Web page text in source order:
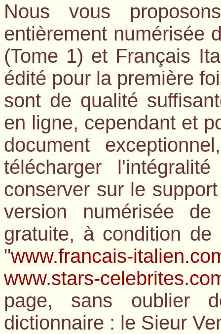
Nous vous
entièrement numérisée
(Tome 1) et Français
édité pour la première
sont de qualité
en ligne, cependant et
document
télécharger
conserver sur le
version numérisée
gratuite, à condition
"www.francais-
www.stars-
page, sans oublier
dictionnaire : le Sieur